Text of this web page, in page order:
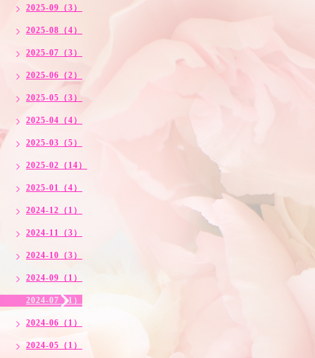
2025-09（3）
2025-08（4）
2025-07（3）
2025-06（2）
2025-05（3）
2025-04（4）
2025-03（5）
2025-02（14）
2025-01（4）
2024-12（1）
2024-11（3）
2024-10（3）
2024-09（1）
2024-07（1）
2024-06（1）
2024-05（1）